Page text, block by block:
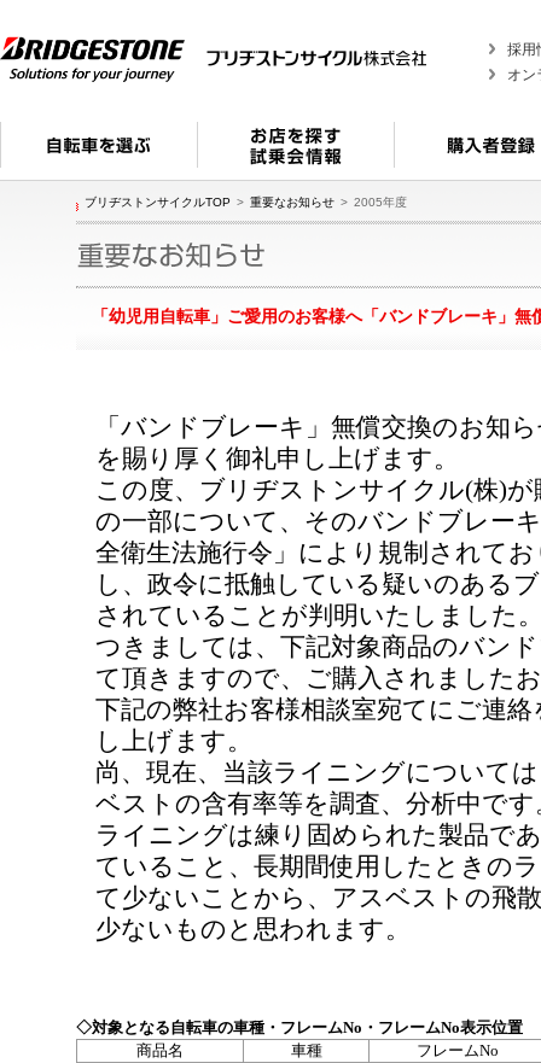
採用
オン
ブリヂストンサイクルTOP 重要なお知らせ 2005年度
「幼児用自転車」ご愛用のお客様へ「バンドブレーキ」無
「バンドブレーキ」無償交換のお
を賜り厚く御礼申し上げます。
この度、ブリヂストンサイクル(株)
の一部について、そのバンドブレー
全衛生法施行令」により規制されて
し、政令に抵触している疑いのある
されていることが判明いたしました
つきましては、下記対象商品のバン
て頂きますので、ご購入されました
下記の弊社お客様相談室宛てにご連
し上げます。
尚、現在、当該ライニングについて
ベストの含有率等を調査、分析中です
ライニングは練り固められた製品で
ていること、長期間使用したときの
て少ないことから、アスベストの飛
少ないものと思われます。
◇対象となる自転車の車種・フレームNo・フレームNo表示位置
商品名
車種 フレームNo